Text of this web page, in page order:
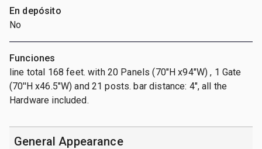
En depósito
No
Funciones
line total 168 feet. with 20 Panels (70"H x94"W) , 1 Gate
(70''H x46.5"W) and 21 posts. bar distance: 4", all the
Hardware included.
General Appearance